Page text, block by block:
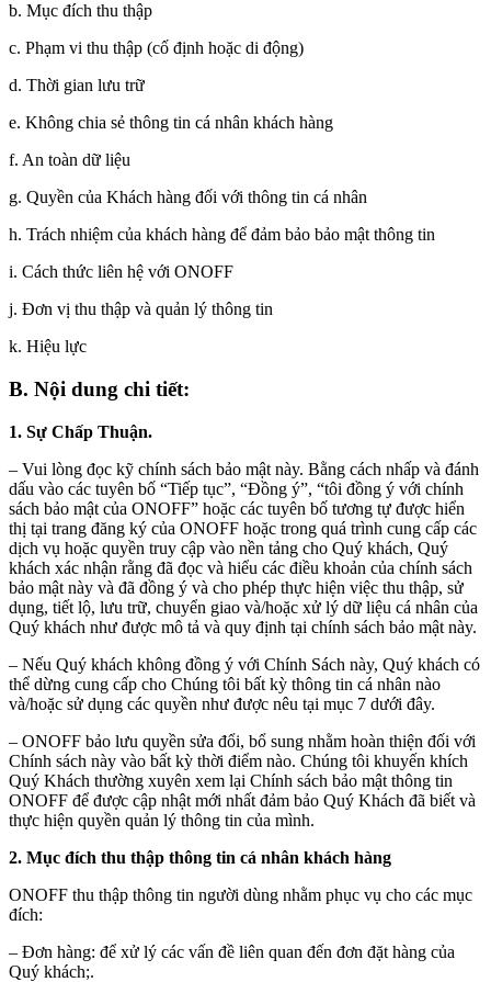
b. Mục đích thu thập
c. Phạm vi thu thập (cố định hoặc di động)
d. Thời gian lưu trữ
e. Không chia sẻ thông tin cá nhân khách hàng
f. An toàn dữ liệu
g. Quyền của Khách hàng đối với thông tin cá nhân
h. Trách nhiệm của khách hàng để đảm bảo bảo mật thông tin
i. Cách thức liên hệ với ONOFF
j. Đơn vị thu thập và quản lý thông tin
k. Hiệu lực
B. Nội dung chi tiết:
1. Sự Chấp Thuận.
– Vui lòng đọc kỹ chính sách bảo mật này. Bằng cách nhấp và đánh
dấu vào các tuyên bố “Tiếp tục”, “Đồng ý”, “tôi đồng ý với chính
sách bảo mật của ONOFF” hoặc các tuyên bố tương tự được hiển
thị tại trang đăng ký của ONOFF hoặc trong quá trình cung cấp các
dịch vụ hoặc quyền truy cập vào nền tảng cho Quý khách, Quý
khách xác nhận rằng đã đọc và hiểu các điều khoản của chính sách
bảo mật này và đã đồng ý và cho phép thực hiện việc thu thập, sử
dụng, tiết lộ, lưu trữ, chuyển giao và/hoặc xử lý dữ liệu cá nhân của
Quý khách như được mô tả và quy định tại chính sách bảo mật này.
– Nếu Quý khách không đồng ý với Chính Sách này, Quý khách có
thể dừng cung cấp cho Chúng tôi bất kỳ thông tin cá nhân nào
và/hoặc sử dụng các quyền như được nêu tại mục 7 dưới đây.
– ONOFF bảo lưu quyền sửa đổi, bổ sung nhằm hoàn thiện đối với
Chính sách này vào bất kỳ thời điểm nào. Chúng tôi khuyến khích
Quý Khách thường xuyên xem lại Chính sách bảo mật thông tin
ONOFF để được cập nhật mới nhất đảm bảo Quý Khách đã biết và
thực hiện quyền quản lý thông tin của mình.
2. Mục đích thu thập thông tin cá nhân khách hàng
ONOFF thu thập thông tin người dùng nhằm phục vụ cho các mục
đích:
– Đơn hàng: để xử lý các vấn đề liên quan đến đơn đặt hàng của
Quý khách;.